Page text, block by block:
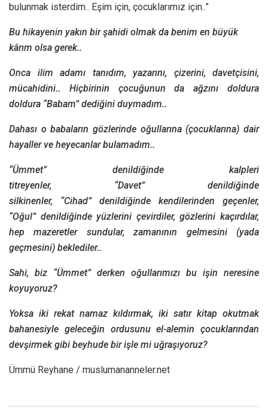
bulunmak isterdim.. Eşim için, çocuklarımız için..”
Bu hikayenin yakın bir şahidi olmak da benim en büyük
kârım olsa gerek..
Onca ilim adamı tanıdım, yazarını, çizerini, davetçisini,
mücahidini.. Hiçbirinin çocuğunun da ağzını doldura
doldura “Babam” dediğini duymadım..
Dahası o babaların gözlerinde oğullarına (çocuklarına) dair
hayaller ve heyecanlar bulamadım..
“Ümmet” denildiğinde kalpleri
titreyenler, “Davet” denildiğinde
silkinenler, “Cihad” denildiğinde kendilerinden geçenler,
“Oğul” denildiğinde yüzlerini çevirdiler, gözlerini kaçırdılar,
hep mazeretler sundular, zamanının gelmesini (yada
geçmesini) beklediler..
Sahi, biz “Ümmet” derken oğullarımızı bu işin neresine
koyuyoruz?
Yoksa iki rekat namaz kıldırmak, iki satır kitap okutmak
bahanesiyle geleceğin ordusunu el-alemin çocuklarından
devşirmek gibi beyhude bir işle mi uğraşıyoruz?
Ümmü Reyhane / muslumananneler.net